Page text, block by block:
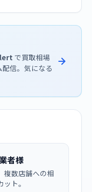
で買取相場
信。気になる
者様
複数店舗への相
ト。